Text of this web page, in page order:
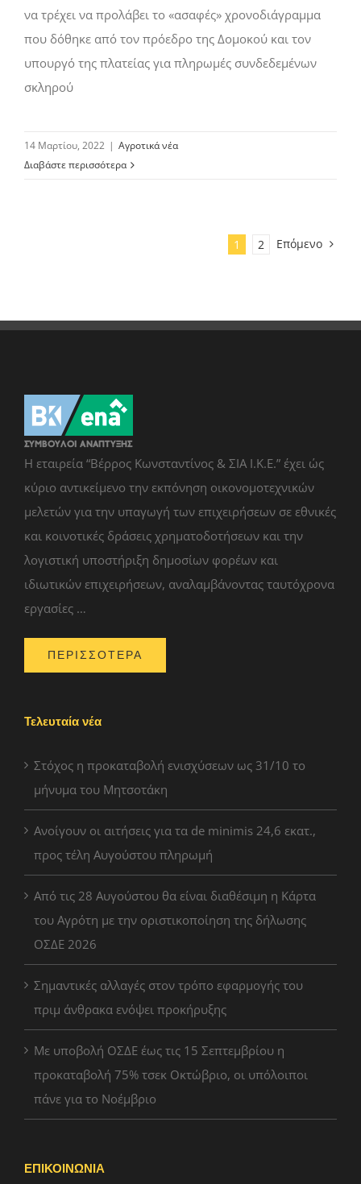
να τρέχει να προλάβει το «ασαφές» χρονοδιάγραµµα
που δόθηκε από τον πρόεδρο της ∆οµοκού και τον
υπουργό της πλατείας για πληρωµές συνδεδεµένων
σκληρού
14 Μαρτίου, 2022 | Αγροτικά νέα
Διαβάστε περισσότερα
1 2 Επόμενο
Η εταιρεία “Βέρρος Κωνσταντίνος & ΣΙΑ Ι.Κ.Ε.” έχει ώς
κύριο αντικείμενο την εκπόνηση οικονομοτεχνικών
μελετών για την υπαγωγή των επιχειρήσεων σε εθνικές
και κοινοτικές δράσεις χρηματοδοτήσεων και την
λογιστική υποστήριξη δημοσίων φορέων και
ιδιωτικών επιχειρήσεων, αναλαμβάνοντας ταυτόχρονα
εργασίες …
ΠΕΡΙΣΣΟΤΕΡΑ
Τελευταία νέα
Στόχος η προκαταβολή ενισχύσεων ως 31/10 το
μήνυμα του Μητσοτάκη
Ανοίγουν οι αιτήσεις για τα de minimis 24,6 εκατ.,
προς τέλη Αυγούστου πληρωμή
Από τις 28 Αυγούστου θα είναι διαθέσιμη η Κάρτα
του Αγρότη με την οριστικοποίηση της δήλωσης
ΟΣΔΕ 2026
Σημαντικές αλλαγές στον τρόπο εφαρμογής του
πριμ άνθρακα ενόψει προκήρυξης
Με υποβολή ΟΣΔΕ έως τις 15 Σεπτεμβρίου η
προκαταβολή 75% τσεκ Οκτώβριο, οι υπόλοιποι
πάνε για το Νοέμβριο
ΕΠΙΚΟΙΝΩΝΙΑ